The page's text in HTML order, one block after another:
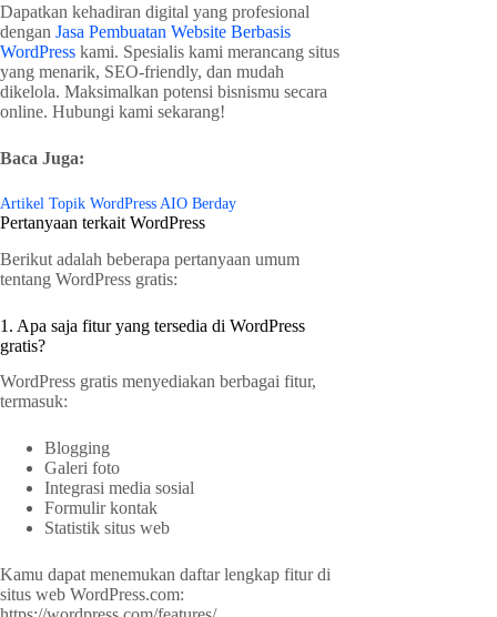
Dapatkan kehadiran digital yang profesional
dengan Jasa Pembuatan Website Berbasis
WordPress kami. Spesialis kami merancang situs
yang menarik, SEO-friendly, dan mudah
dikelola. Maksimalkan potensi bisnismu secara
online. Hubungi kami sekarang!
Baca Juga:
Artikel Topik WordPress AIO Berday
Pertanyaan terkait WordPress
Berikut adalah beberapa pertanyaan umum
tentang WordPress gratis:
1. Apa saja fitur yang tersedia di WordPress
gratis?
WordPress gratis menyediakan berbagai fitur,
termasuk:
Blogging
Galeri foto
Integrasi media sosial
Formulir kontak
Statistik situs web
Kamu dapat menemukan daftar lengkap fitur di
situs web WordPress.com: